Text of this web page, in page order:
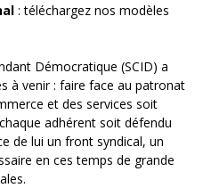
: téléchargez nos modèles
Démocratique (SCID) a
à venir : faire face au patronat
et des services soit
adhérent soit défendu
de lui un front syndical, un
en ces temps de grande